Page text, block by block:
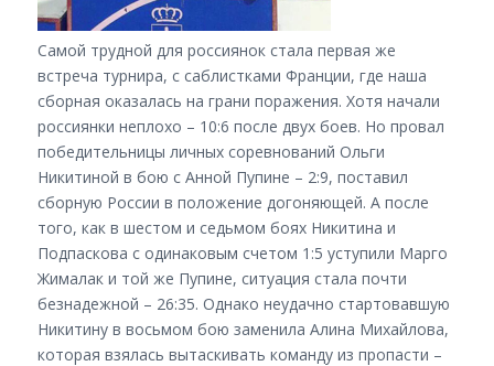
Самой трудной для россиянок стала первая же
встреча турнира, с саблистками Франции, где наша
сборная оказалась на грани поражения. Хотя начали
россиянки неплохо – 10:6 после двух боев. Но провал
победительницы личных соревнований Ольги
Никитиной в бою с Анной Пупине – 2:9, поставил
сборную России в положение догоняющей. А после
того, как в шестом и седьмом боях Никитина и
Подпаскова с одинаковым счетом 1:5 уступили Марго
Жималак и той же Пупине, ситуация стала почти
безнадежной – 26:35. Однако неудачно стартовавшую
Никитину в восьмом бою заменила Алина Михайлова,
которая взялась вытаскивать команду из пропасти –